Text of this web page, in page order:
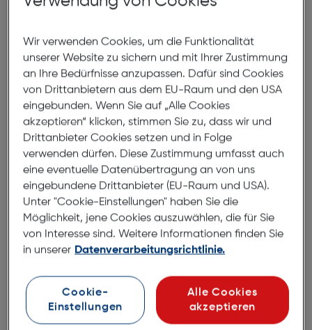
Produktbeschreibung
DJI Osmo Action 3 Extremer Akku
ArtNr.: 259659556
Unterstützt bis zu 160 min
Akkulaufzeit, bis zu 150 min
Videoaufnahme bei -20 °C und
PD-Schnellladung.
Der Akku liefert bis zu 160 Minuten Laufzeit.* Nimm
auch bei Temperaturen von nur -20 °C bis zu 150
Minuten lang auf.** Unterstützt PD-Schnellladen, um
* Getestet in einer Laborumgebung bei 25 °C
während der Aufnahme von 1080p/30fps Videos mit
Wir verwenden Cookies, um die Funktionalität
unserer Website zu sichern und mit Ihrer Zustimmung
an Ihre Bedürfnisse anzupassen. Dafür sind Cookies
von Drittanbietern aus dem EU-Raum und den USA
eingebunden. Wenn Sie auf „Alle Cookies
akzeptieren“ klicken, stimmen Sie zu, dass wir und
Drittanbieter Cookies setzen und in Folge
verwenden dürfen. Diese Zustimmung umfasst auch
eine eventuelle Datenübertragung an von uns
eingebundene Drittanbieter (EU-Raum und USA).
Unter "Cookie-Einstellungen" haben Sie die
Möglichkeit, jene Cookies auszuwählen, die für Sie
von Interesse sind. Weitere Informationen finden Sie
in unserer Datenverarbeitungsrichtlinie.
Cookie-
Einstellungen
Alle Cookies
akzeptieren